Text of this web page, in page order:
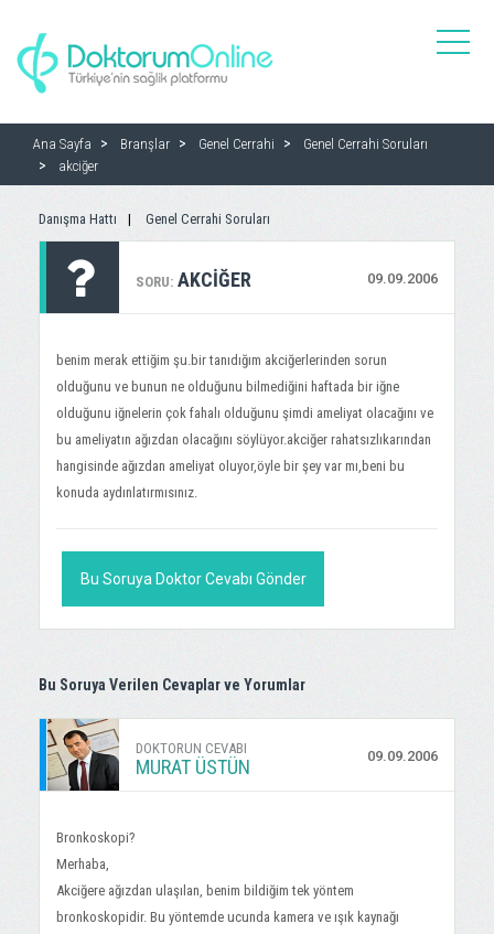
toggle
Ana Sayfa Branşlar Genel Cerrahi
Genel Cerrahi Soruları
akciğer
Danışma Hattı Genel Cerrahi Soruları
SORU: 09.09.2006
AKCIĞER
benim merak ettiğim şu.bir tanıdığım akciğerlerinden sorun
olduğunu ve bunun ne olduğunu bilmediğini haftada bir iğne
olduğunu iğnelerin çok fahalı olduğunu şimdi ameliyat olacağını ve
bu ameliyatın ağızdan olacağını söylüyor.akciğer rahatsızlıkarından
hangisinde ağızdan ameliyat oluyor,öyle bir şey var mı,beni bu
konuda aydınlatırmısınız.
Bu Soruya Doktor Cevabı Gönder
Bu Soruya Verilen Cevaplar ve Yorumlar
DOKTORUN CEVABI
MURAT ÜSTÜN 09.09.2006
Bronkoskopi?
Merhaba,
Akciğere ağızdan ulaşılan, benim bildiğim tek yöntem
bronkoskopidir. Bu yöntemde ucunda kamera ve ışık kaynağı